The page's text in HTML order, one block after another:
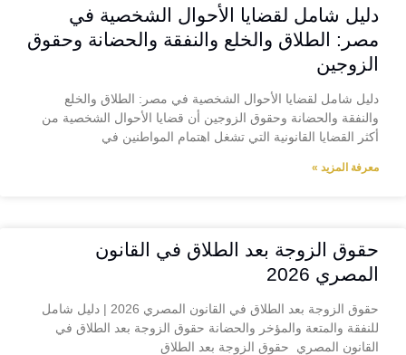
دليل شامل لقضايا الأحوال الشخصية في
مصر: الطلاق والخلع والنفقة والحضانة وحقوق
الزوجين
دليل شامل لقضايا الأحوال الشخصية في مصر: الطلاق والخلع
والنفقة والحضانة وحقوق الزوجين أن قضايا الأحوال الشخصية من
أكثر القضايا القانونية التي تشغل اهتمام المواطنين في
معرفة المزيد »
حقوق الزوجة بعد الطلاق في القانون
المصري 2026
حقوق الزوجة بعد الطلاق في القانون المصري 2026 | دليل شامل
للنفقة والمتعة والمؤخر والحضانة حقوق الزوجة بعد الطلاق في
القانون المصري حقوق الزوجة بعد الطلاق